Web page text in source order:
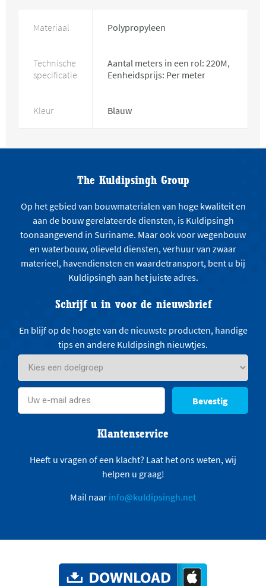
Materiaal Polypropyleen
Technische
specificatie
Aantal meters in een rol: 220M,
Eenheidsprijs: Per meter
Kleur Blauw
The Kuldipsingh Group
Op het gebied van bouwmaterialen van hoge kwaliteit en
aan de bouw gerelateerde diensten, is Kuldipsingh
toonaangevend in Suriname. Maar ook voor wegenbouw
en waterbouw, olieveld diensten, verhuur van zwaar
materieel, havendiensten en waardetransport, bent u bij
Kuldipsingh aan het juiste adres.
Schrijf u in voor de nieuwsbrief
En blijf op de hoogte van de nieuwste producten, handige
tips en andere Kuldipsingh nieuwtjes.
Bevestig
Klantenservice
Heeft u vragen of een klacht? Laat het ons weten, wij
helpen u graag!
Mail naar info@kuldipsingh.net